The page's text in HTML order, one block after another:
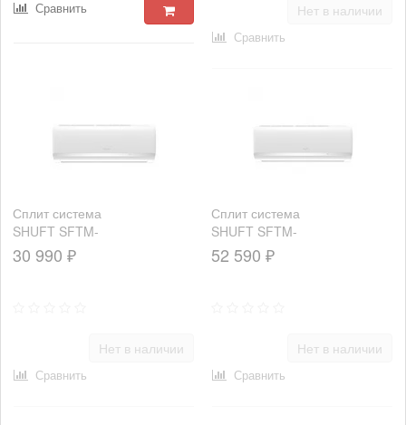
Сравнить Нет в наличии
Сравнить
Сплит система
SHUFT SFTM-
12HN1_23Y
30 990 ₽
Нет в наличии
Сравнить
Сплит система
SHUFT SFTM-
18HN1_22Y
52 590 ₽
Нет в наличии
Сравнить